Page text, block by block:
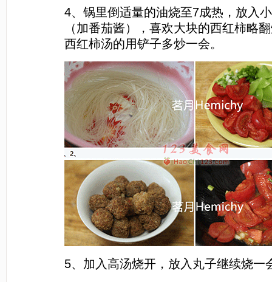
4、锅里倒适量的油烧至7成热，放入
（加番茄酱），喜欢大块的西红柿略
西红柿汤的用铲子多炒一会。
5、加入高汤烧开，放入丸子继续烧一